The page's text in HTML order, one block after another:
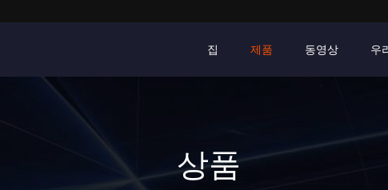
집 제품 동영상 우
상품